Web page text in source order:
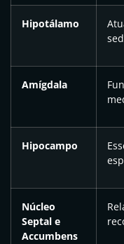
Hipotálamo
Amígdala
Hipocampo
Núcleo
Septal e
Accumbens